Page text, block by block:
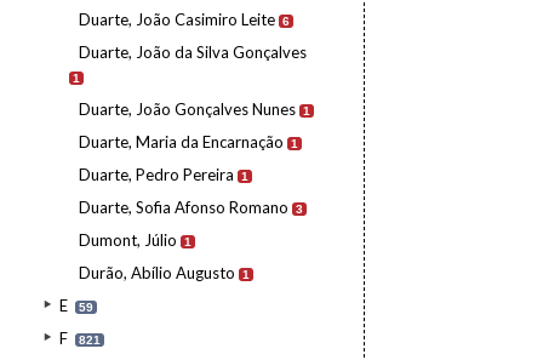
Duarte, João Casimiro Leite 6
Duarte, João da Silva Gonçalves
1
Duarte, João Gonçalves Nunes 1
Duarte, Maria da Encarnação 1
Duarte, Pedro Pereira 1
Duarte, Sofia Afonso Romano 3
Dumont, Júlio 1
Durão, Abílio Augusto 1
E 59
F 821